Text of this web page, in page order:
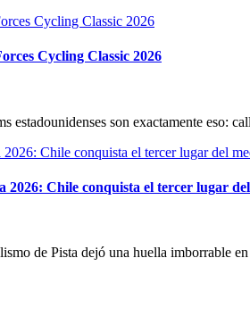
Cycling Classic 2026
estadounidenses son exactamente eso:
2026: Chile conquista el tercer lugar
de Pista dejó una huella imborrable